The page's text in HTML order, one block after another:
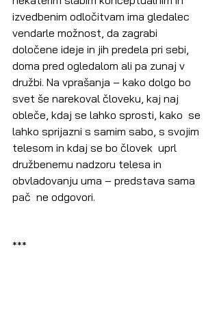
izvedbenim odločitvam ima gledalec
vendarle možnost, da zagrabi
določene ideje in jih predela pri sebi,
doma pred ogledalom ali pa zunaj v
družbi. Na vprašanja – kako dolgo bo
svet še narekoval človeku, kaj naj
obleče, kdaj se lahko sprosti, kako  se
lahko sprijazni s samim sabo, s svojim
telesom in kdaj se bo človek  uprl
družbenemu nadzoru telesa in
obvladovanju uma – predstava sama
pač  ne odgovori.
***